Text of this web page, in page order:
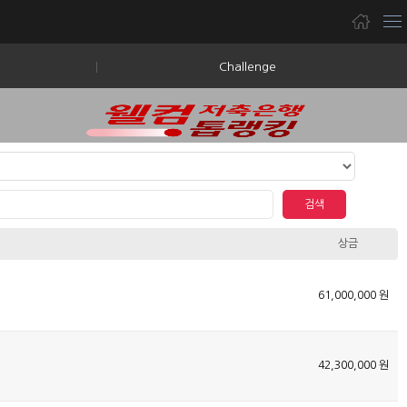
Challenge
검색
상금
61,000,000 원
42,300,000 원